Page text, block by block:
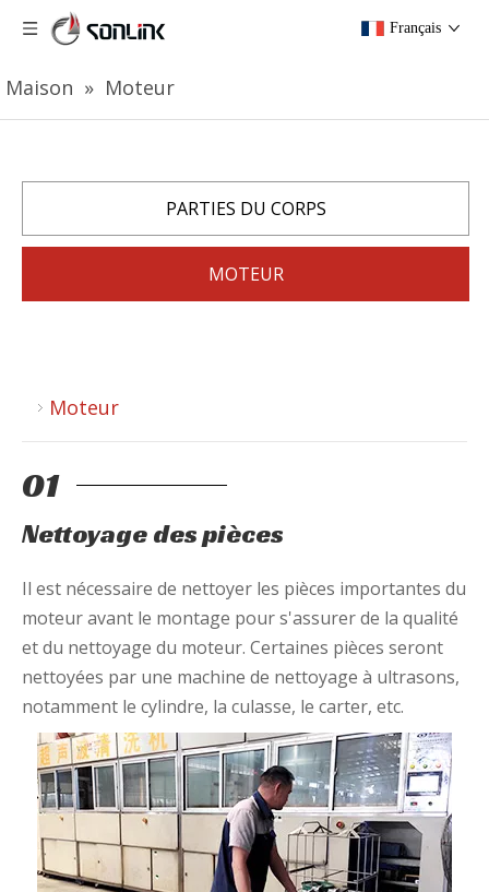
Français
Maison » Moteur
PARTIES DU CORPS
MOTEUR
Moteur
01
Nettoyage des pièces
Il est nécessaire de nettoyer les pièces importantes du
moteur avant le montage pour s'assurer de la qualité
et du nettoyage du moteur. Certaines pièces seront
nettoyées par une machine de nettoyage à ultrasons,
notamment le cylindre, la culasse, le carter, etc.